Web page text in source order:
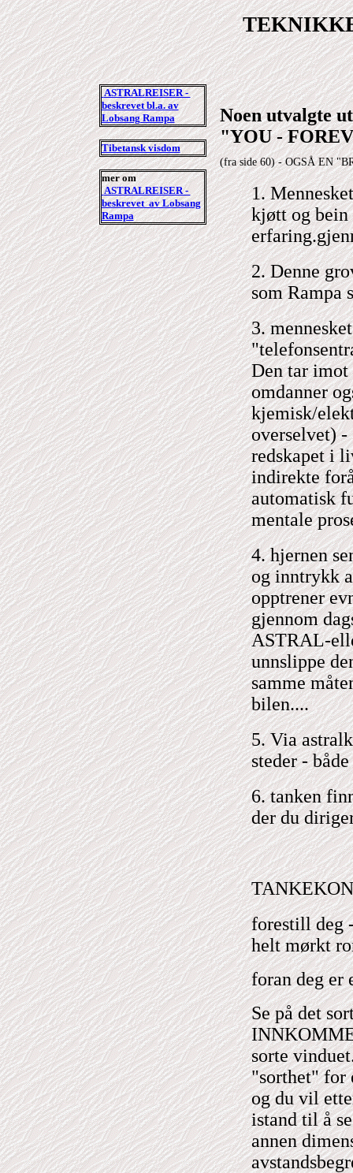
ASTRALREISER -
beskrevet bl.a. av
Lobsang Rampa
Tibetansk visdom
mer om
ASTRALREISER -
beskrevet av Lobsang
Rampa
Noen utvalgte
"YOU -
(fra side 60) - OGSÅ EN
1.
kjøtt og bein
2. Denne
som Rampa
3.
Den tar imot
omdanner
kjemisk/
overselvet)
redskapet i
indirekte
automatisk
mentale
4. hjernen
og inntrykk
opptrener
gjennom
ASTRAL-
unnslippe
samme
bilen....
5. Via
steder -
6. tanken
der du
forestill deg
helt mørkt
foran deg er
Se på det
sorte
"sorthet" for
og du vil
istand til å
annen